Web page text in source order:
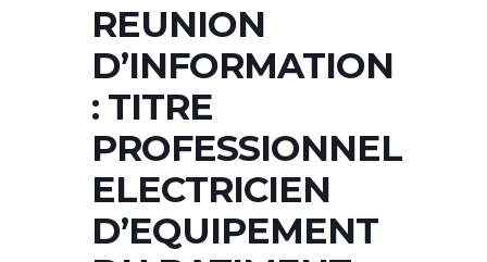
REUNION
D’INFORMATION
: TITRE
PROFESSIONNEL
ELECTRICIEN
D’EQUIPEMENT